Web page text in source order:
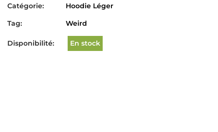
Catégorie:
Hoodie Léger
Tag:
Weird
Disponibilité: En stock